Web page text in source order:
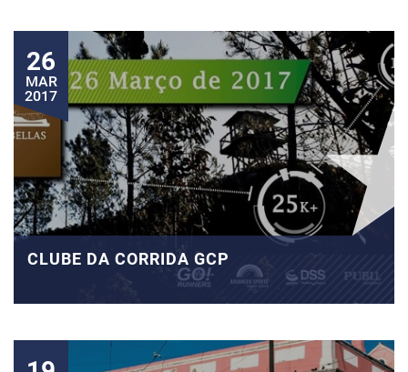
26
MAR
2017
CLUBE DA CORRIDA GCP